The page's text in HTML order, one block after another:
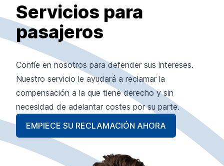
Servicios para
pasajeros
Confíe en nosotros para defender sus intereses.
Nuestro servicio le ayudará a reclamar la
compensación a la que tiene derecho y sin
necesidad de adelantar costes por su parte.
EMPIECE SU RECLAMACIÓN AHORA